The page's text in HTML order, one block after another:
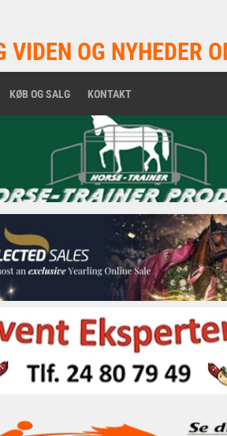
OG NYHEDER
KØB OG SALG KONTAKT